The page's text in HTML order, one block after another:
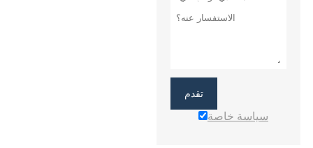
تقدم
سياسة خاصة